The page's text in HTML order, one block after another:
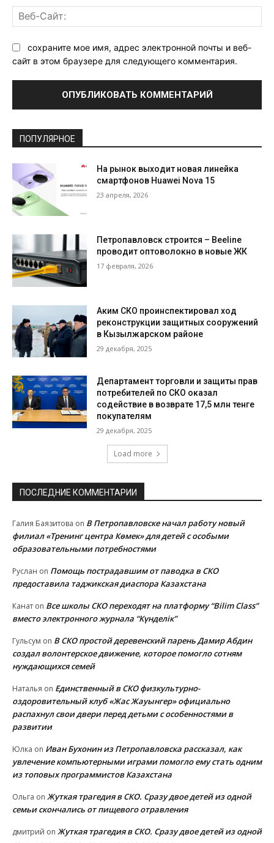
сохраните мое имя, адрес электронной почты и веб-
сайт в этом браузере для следующего комментария.
ПОПУЛЯРНОЕ
На рынок выходит новая линейка
смартфонов Huawei Nova 15
23 апреля, 2026
Петропавловск строится – Beeline
проводит оптоволокно в новые ЖК
17 февраля, 2026
Аким СКО проинспектировал ход
реконструкции защитных сооружений
в Кызылжарском районе
29 декабря, 2025
Департамент торговли и защиты прав
потребителей по СКО оказал
содействие в возврате 17,5 млн тенге
покупателям
29 декабря, 2025
Load more
ПОСЛЕДНИЕ КОММЕНТАРИИ
Галия Баязитова on В Петропавловске начал работу новый
филиал «Тренинг центра Көмек» для детей с особыми
образовательными потребностями
Руслан on Помощь пострадавшим от паводка в СКО
предоставила таджикская диаспора Казахстана
Канат on Все школы СКО переходят на платформу “Bilim Class”
вместо электронного журнала “Күнделік”
Гульсум on В СКО простой деревенский парень Дамир Абдин
создал волонтерское движение, которое помогло сотням
нуждающихся семей
Наталья on Единственный в СКО физкультурно-
оздоровительный клуб «Жас Жауынгер» официально
распахнул свои двери перед детьми с особенностями в
развитии
Юлка on Иван Бухонин из Петропавловска рассказал, как
увлечение компьютерными играми помогло ему стать одним
из топовых программистов Казахстана
Ольга on Жуткая трагедия в СКО. Сразу двое детей из одной
семьи скончались от пищевого отравления
дмитрий on Жуткая трагедия в СКО. Сразу двое детей из одной